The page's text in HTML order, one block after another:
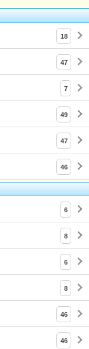
18
47
7
49
47
46
6
8
6
8
46
46